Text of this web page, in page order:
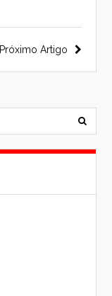
Próximo Artigo